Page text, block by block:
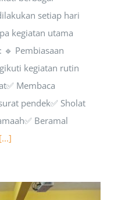
setiap hari
kegiatan utama
Pembiasaan
kegiatan rutin
Membaca
pendek✅ Sholat
Beramal
[...]